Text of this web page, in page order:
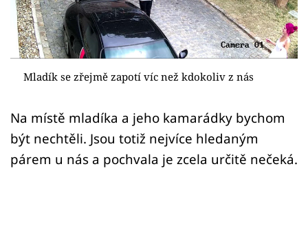
Přihlášení
Sledujte nás
Mladík se zřejmě zapotí víc než kdokoliv z nás
Na místě mladíka a jeho kamarádky bychom
být nechtěli. Jsou totiž nejvíce hledaným
párem u nás a pochvala je zcela určitě nečeká.